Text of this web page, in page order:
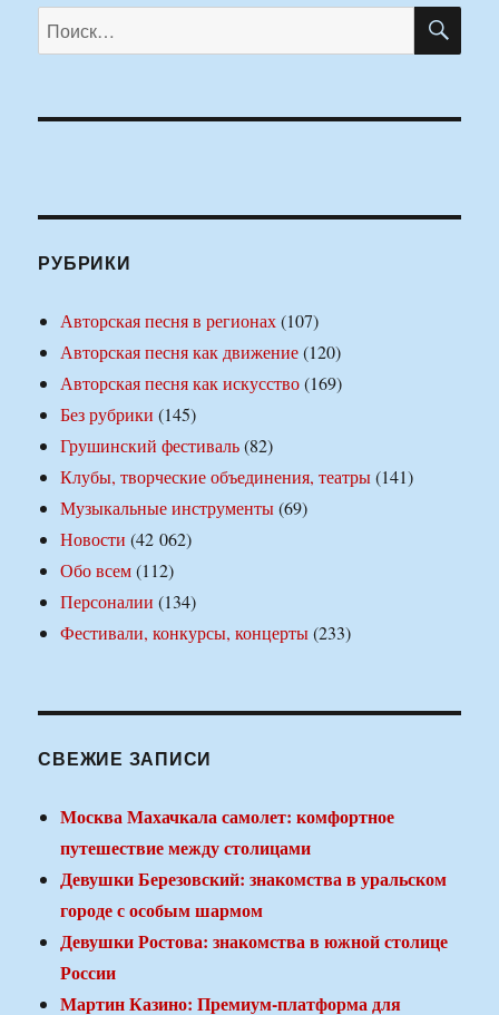
Искать:
РУБРИКИ
Авторская песня в регионах(107)
Авторская песня как движение(120)
Авторская песня как искусство(169)
Без рубрики (145)
Грушинский фестиваль(82)
Клубы, творческие объединения, театры(141)
Музыкальные инструменты(69)
Новости (42 062)
Обо всем(112)
Персоналии (134)
Фестивали, конкурсы, концерты(233)
СВЕЖИЕ ЗАПИСИ
Москва Махачкала самолет: комфортное
путешествие между столицами
Девушки Березовский: знакомства в уральском
городе с особым шармом
Девушки Ростова: знакомства в южной столице
России
Мартин Казино: Премиум-платформа для